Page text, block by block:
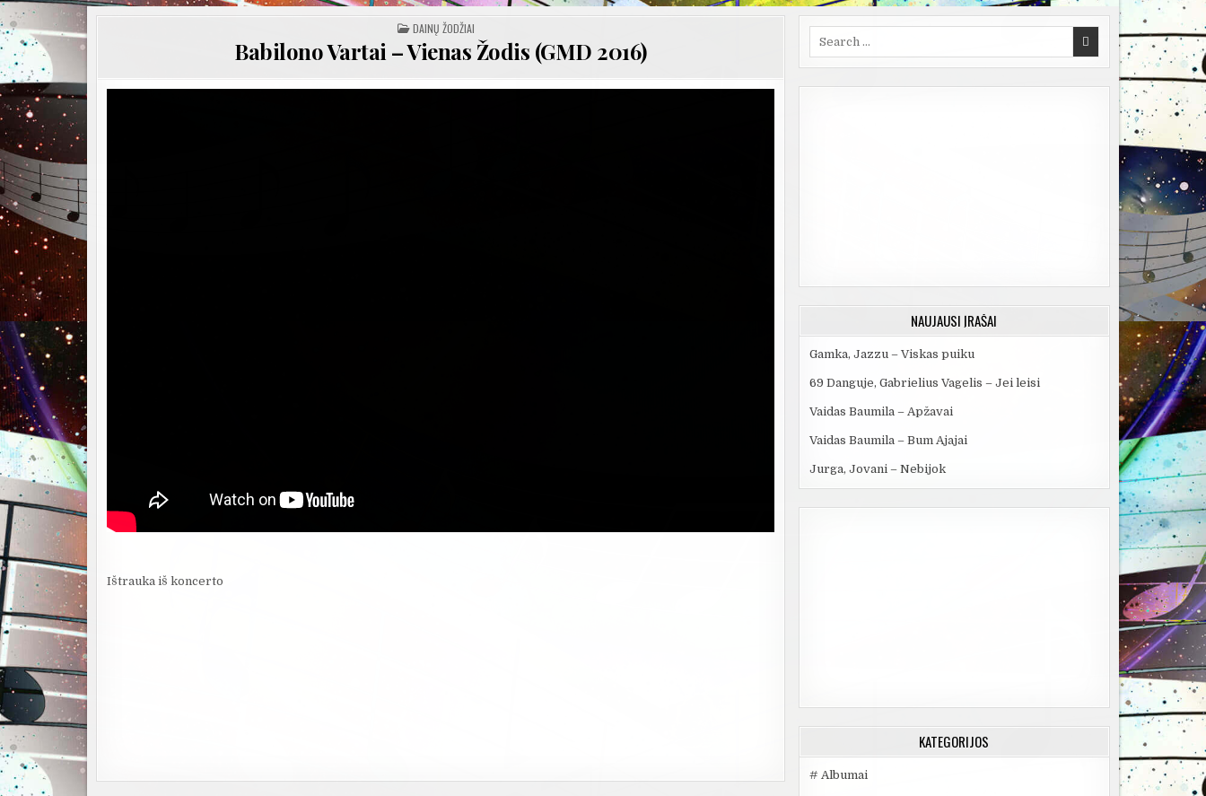
POSTED
IN
DAINŲ ŽODŽIAI
Babilono Vartai – Vienas Žodis (GMD 2016)
Ištrauka iš koncerto
NAUJAUSI ĮRAŠAI
Gamka, Jazzu – Viskas puiku
69 Danguje, Gabrielius Vagelis – Jei leisi
Vaidas Baumila – Apžavai
Vaidas Baumila – Bum Ajajai
Jurga, Jovani – Nebijok
KATEGORIJOS
# Albumai